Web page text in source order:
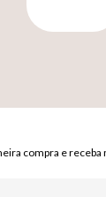
compra e